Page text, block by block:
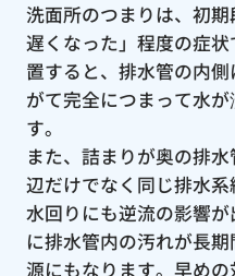
洗面所のつまりは、初
遅くなった」程度の症
置すると、排水管の内
がて完全につまって水
す。
また、詰まりが奥の排
辺だけでなく同じ排水
水回りにも逆流の影響
に排水管内の汚れが長
源にもなります。早め